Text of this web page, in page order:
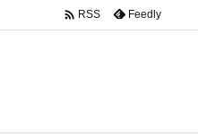
 RSS Feedly